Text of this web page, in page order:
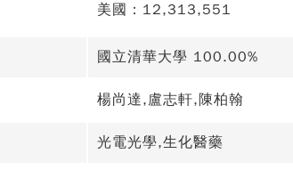
美國：12,313,551
國立清華大學 100.00%
楊尚達,盧志軒,陳柏翰
光電光學,生化醫藥